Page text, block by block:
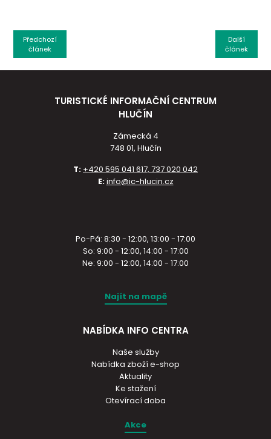
Další
článek
Předchozí
článek
TURISTICKÉ INFORMAČNÍ CENTRUM
HLUČÍN
Zámecká 4
748 01, Hlučín
T: +420 595 041 617, 737 020 042
E:info@ic-hlucin.cz
Po-Pá: 8:30 - 12:00, 13:00 - 17:00
So: 9:00 - 12:00, 14:00 - 17:00
Ne: 9:00 - 12:00, 14:00 - 17:00
Najít na mapě
NABÍDKA INFO CENTRA
Naše služby
Nabídka zboží e-shop
Aktuality
Ke stažení
Otevírací doba
Akce